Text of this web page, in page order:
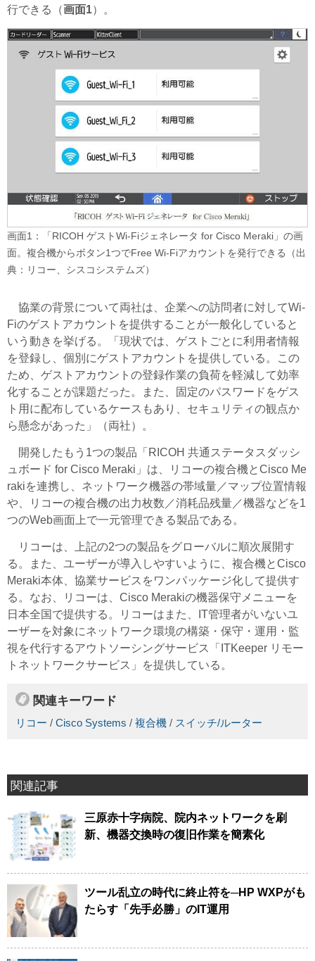
行できる（画面1）。
画面1：「RICOH ゲストWi-Fiジェネレータ for Cisco Meraki」の画
面。複合機からボタン1つでFree Wi-Fiアカウントを発行できる（出
典：リコー、シスコシステムズ）
協業の背景について両社は、企業への訪問者に対してWi-
Fiのゲストアカウントを提供することが一般化していると
いう動きを挙げる。「現状では、ゲストごとに利用者情報
を登録し、個別にゲストアカウントを提供している。この
ため、ゲストアカウントの登録作業の負荷を軽減して効率
化することが課題だった。また、固定のパスワードをゲス
ト用に配布しているケースもあり、セキュリティの観点か
ら懸念があった」（両社）。
開発したもう1つの製品「RICOH 共通ステータスダッシ
ュボード for Cisco Meraki」は、リコーの複合機とCisco Me
rakiを連携し、ネットワーク機器の帯域量／マップ位置情報
や、リコーの複合機の出力枚数／消耗品残量／機器などを1
つのWeb画面上で一元管理できる製品である。
リコーは、上記の2つの製品をグローバルに順次展開す
る。また、ユーザーが導入しやすいように、複合機とCisco
Meraki本体、協業サービスをワンパッケージ化して提供す
る。なお、リコーは、Cisco Merakiの機器保守メニューを
日本全国で提供する。リコーはまた、IT管理者がいないユ
ーザーを対象にネットワーク環境の構築・保守・運用・監
視を代行するアウトソーシングサービス「ITKeeper リモー
トネットワークサービス」を提供している。
関連キーワード
リコー / Cisco Systems / 複合機 / スイッチ/ルーター
関連記事
三原赤十字病院、院内ネットワークを刷
新、機器交換時の復旧作業を簡素化
ツール乱立の時代に終止符を─HP WXPがも
たらす「先手必勝」のIT運用